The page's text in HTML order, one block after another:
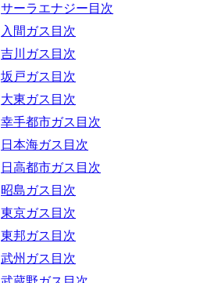
サーラエナジー目次
入間ガス目次
吉川ガス目次
坂戸ガス目次
大東ガス目次
幸手都市ガス目次
日本海ガス目次
日高都市ガス目次
昭島ガス目次
東京ガス目次
東邦ガス目次
武州ガス目次